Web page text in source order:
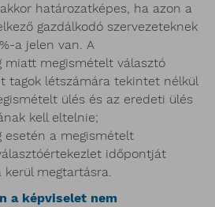
határozatképes, ha azon a
gazdálkodó szervezeteknek
a jelen van. A
miatt megismételt választó
tagok létszámára tekintet nélkül
ülés és az eredeti ülés
kell eltelnie;
esetén a megismételt
időpontját
megtartásra.
a képviselet nem